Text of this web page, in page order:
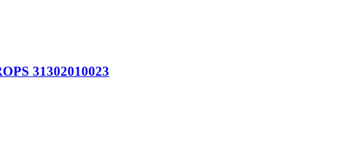
31302010023